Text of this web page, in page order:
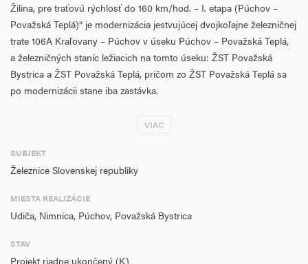
Žilina, pre traťovú rýchlosť do 160 km/hod. – I. etapa (Púchov –
Považská Teplá)“ je modernizácia jestvujúcej dvojkoľajne železničnej
trate 106A Kraľovany – Púchov v úseku Púchov – Považská Teplá,
a železničných staníc ležiacich na tomto úseku: ŽST Považská
Bystrica a ŽST Považská Teplá, pričom zo ŽST Považská Teplá sa
po modernizácii stane iba zastávka.
Považská Bystrica, UČS 45 ŽST Považská Bystrica, UČS 46 traťový
úsek Považská Bystrica – Považská Teplá, UČS 47 ŽST Považská
– Kysak – Poprad – Tatry – Kraľovany – Žilina – Púchov – Nové
Mesto nad Váhom – Trnava – Bratislava, ktorá tvorí významné
a západným Slovenskom severným ťahom cez Žilinu. Táto trasa je
VIAC
SUBJEKT
Železnice Slovenskej republiky
MIESTA REALIZÁCIE
Udiča, Nimnica, Púchov, Považská Bystrica
STAV
Projekt riadne ukončený (K)